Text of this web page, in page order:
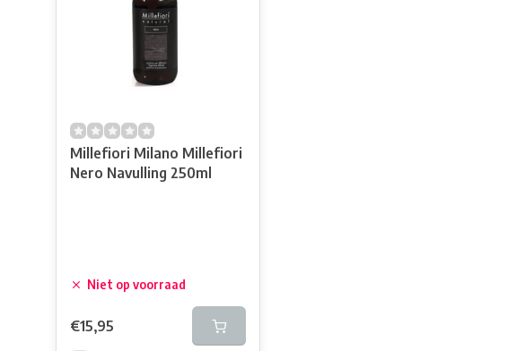
Millefiori Milano Millefiori
Nero Navulling 250ml
Niet op voorraad
€15,95